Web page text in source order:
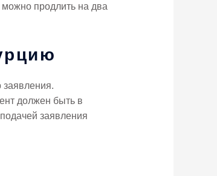
продлить на два
должен быть в
заявления